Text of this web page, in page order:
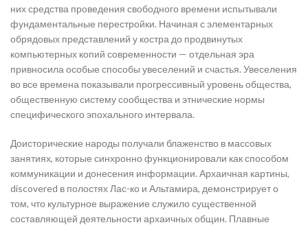
них средства проведения свободного времени испытывали
фундаментальные перестройки. Начиная с элементарных
обрядовых представлений у костра до продвинутых
компьютерных копий современности — отдельная эра
привносила особые способы увеселений и счастья. Увеселения
во все времена показывали прогрессивный уровень общества,
общественную систему сообщества и этнические нормы
специфического эпохального интервала.
Доисторические народы получали блаженство в массовых
занятиях, которые синхронно функционировали как способом
коммуникации и донесения информации. Архаичная картины,
discovered в полостях Лас-ко и Альтамира, демонстрирует о
том, что культурное выражение служило существенной
составляющей деятельности архаичных общин. Плавные